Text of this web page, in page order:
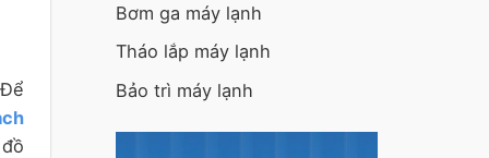
Bơm ga máy lạnh
Tháo lắp máy lạnh
Bảo trì máy lạnh